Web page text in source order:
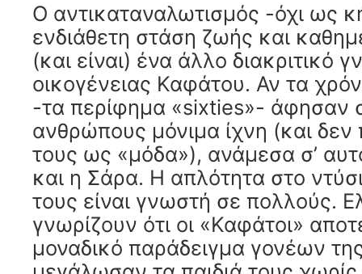
Ο αντικαταναλωτισμός -όχι ως
ενδιάθετη στάση ζωής και
(και είναι) ένα άλλο διακριτικό
οικογένειας Καφάτου. Αν τα
-τα περίφημα «sixties»- άφησαν
ανθρώπους μόνιμα ίχνη (και
τους ως «μόδα»), ανάμεσα σ’
και η Σάρα. Η απλότητα στο
τους είναι γνωστή σε πολλούς.
γνωρίζουν ότι οι «Καφάτοι»
μοναδικό παράδειγμα γονέων